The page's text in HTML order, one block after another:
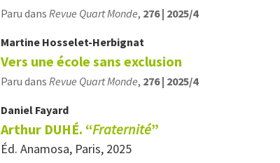
Paru dans Revue Quart Monde, 276 | 2025/4
Martine Hosselet-Herbignat
Vers une école sans exclusion
Paru dans Revue Quart Monde, 276 | 2025/4
Daniel Fayard
Arthur DUHÉ. “Fraternité”
Éd. Anamosa, Paris, 2025